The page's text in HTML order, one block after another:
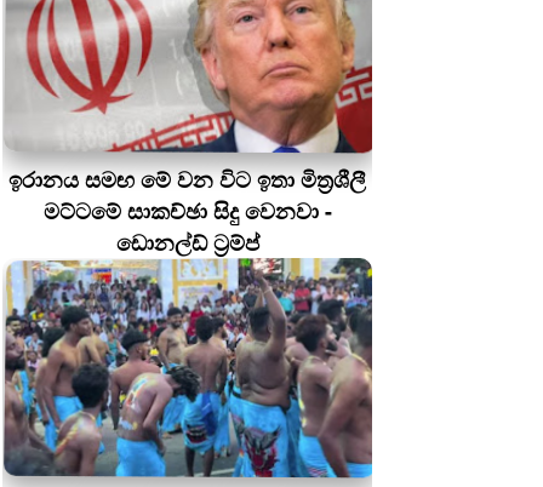
ඉරානය සමඟ මේ වන විට ඉතා මිත්‍රශීලී
මට්ටමේ සාකච්ඡා සිදු වෙනවා -
ඩොනල්ඩ් ට්‍රම්ප්